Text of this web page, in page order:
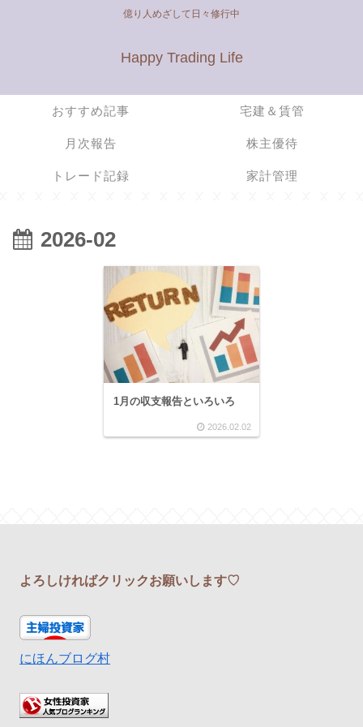
億り人めざして日々修行中
Happy Trading Life
おすすめ記事 宅建＆賃管
月次報告 株主優待
トレード記録 家計管理
2026-02
1月の収支報告といろいろ
2026.02.02
よろしければクリックお願いします♡
にほんブログ村